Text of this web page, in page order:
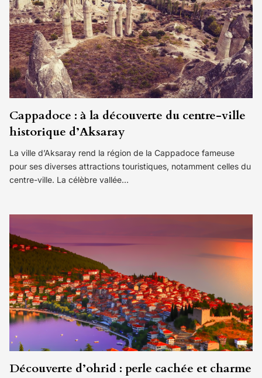
Cappadoce : à la découverte du centre-ville
historique d’Aksaray
La ville d’Aksaray rend la région de la Cappadoce fameuse
pour ses diverses attractions touristiques, notamment celles du
centre-ville. La célèbre vallée…
Découverte d’ohrid : perle cachée et charme